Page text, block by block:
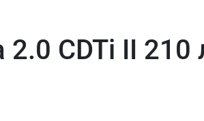
CDTi II 210